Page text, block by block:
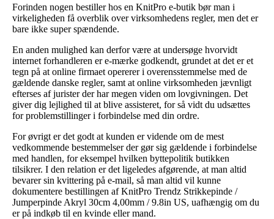
Forinden nogen bestiller hos en KnitPro e-butik bør man i
virkeligheden få overblik over virksomhedens regler, men det er
bare ikke super spændende.
En anden mulighed kan derfor være at undersøge hvorvidt
internet forhandleren er e-mærke godkendt, grundet at det er et
tegn på at online firmaet opererer i overensstemmelse med de
gældende danske regler, samt at online virksomheden jævnligt
efterses af jurister der har megen viden om lovgivningen. Det
giver dig lejlighed til at blive assisteret, for så vidt du udsættes
for problemstillinger i forbindelse med din ordre.
For øvrigt er det godt at kunden er vidende om de mest
vedkommende bestemmelser der gør sig gældende i forbindelse
med handlen, for eksempel hvilken byttepolitik butikken
tilsikrer. I den relation er det ligeledes afgørende, at man altid
bevarer sin kvittering på e-mail, så man altid vil kunne
dokumentere bestillingen af KnitPro Trendz Strikkepinde /
Jumperpinde Akryl 30cm 4,00mm / 9.8in US, uafhængig om du
er på indkøb til en kvinde eller mand.